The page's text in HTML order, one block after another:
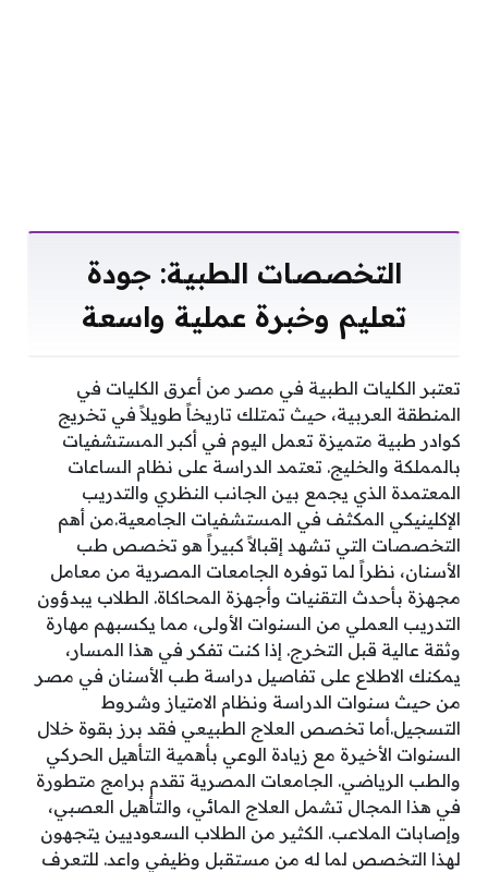
التخصصات الطبية: جودة
تعليم وخبرة عملية واسعة
تعتبر الكليات الطبية في مصر من أعرق الكليات في
المنطقة العربية، حيث تمتلك تاريخاً طويلاً في تخريج
كوادر طبية متميزة تعمل اليوم في أكبر المستشفيات
بالمملكة والخليج. تعتمد الدراسة على نظام الساعات
المعتمدة الذي يجمع بين الجانب النظري والتدريب
الإكلينيكي المكثف في المستشفيات الجامعية.من أهم
التخصصات التي تشهد إقبالاً كبيراً هو تخصص طب
الأسنان، نظراً لما توفره الجامعات المصرية من معامل
مجهزة بأحدث التقنيات وأجهزة المحاكاة. الطلاب يبدؤون
التدريب العملي من السنوات الأولى، مما يكسبهم مهارة
وثقة عالية قبل التخرج. إذا كنت تفكر في هذا المسار،
يمكنك الاطلاع على تفاصيل دراسة طب الأسنان في مصر
من حيث سنوات الدراسة ونظام الامتياز وشروط
التسجيل.أما تخصص العلاج الطبيعي فقد برز بقوة خلال
السنوات الأخيرة مع زيادة الوعي بأهمية التأهيل الحركي
والطب الرياضي. الجامعات المصرية تقدم برامج متطورة
في هذا المجال تشمل العلاج المائي، والتأهيل العصبي،
وإصابات الملاعب. الكثير من الطلاب السعوديين يتجهون
لهذا التخصص لما له من مستقبل وظيفي واعد. للتعرف